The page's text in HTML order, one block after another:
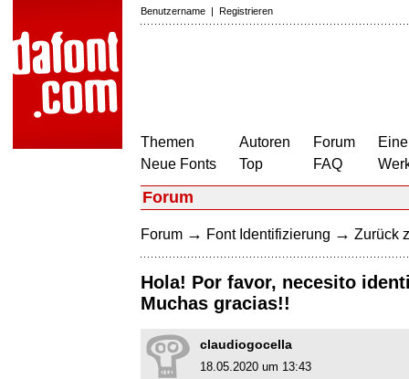
Benutzername | Registrieren
Themen
Neue Fonts
Autoren
Top
Forum
FAQ
Forum
Forum → Font Identifizierung → Zurück
Hola! Por favor, necesito
Muchas gracias!!
claudiogocella
18.05.2020 um 13:43